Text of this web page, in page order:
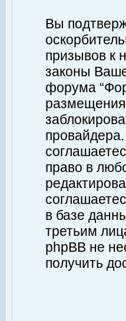
Вы
призывов к
законы
форума
право в
в базе
третьим
phpBB не
получить